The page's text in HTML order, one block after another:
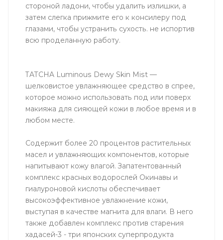
стороной ладони, чтобы удалить излишки, а
затем слегка прижмите его к консилеру под
глазами, чтобы устранить сухость. не испортив
всю проделанную работу.
TATCHA Luminous Dewy Skin Mist —
шелковистое увлажняющее средство в спрее,
которое можно использовать под или поверх
макияжа для сияющей кожи в любое время и в
любом месте.
Содержит более 20 процентов растительных
масел и увлажняющих компонентов, которые
напитывают кожу влагой. Запатентованный
комплекс красных водорослей Окинавы и
гиалуроновой кислоты обеспечивает
высокоэффективное увлажнение кожи,
выступая в качестве магнита для влаги. В него
также добавлен комплекс против старения
хадасей-3 - три японских суперпродукта